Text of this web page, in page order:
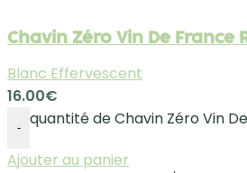
Chavin Zéro Vin De France
Blanc Effervescent
16.00€
-
quantité de Chavin Zéro Vin
Ajouter au panier